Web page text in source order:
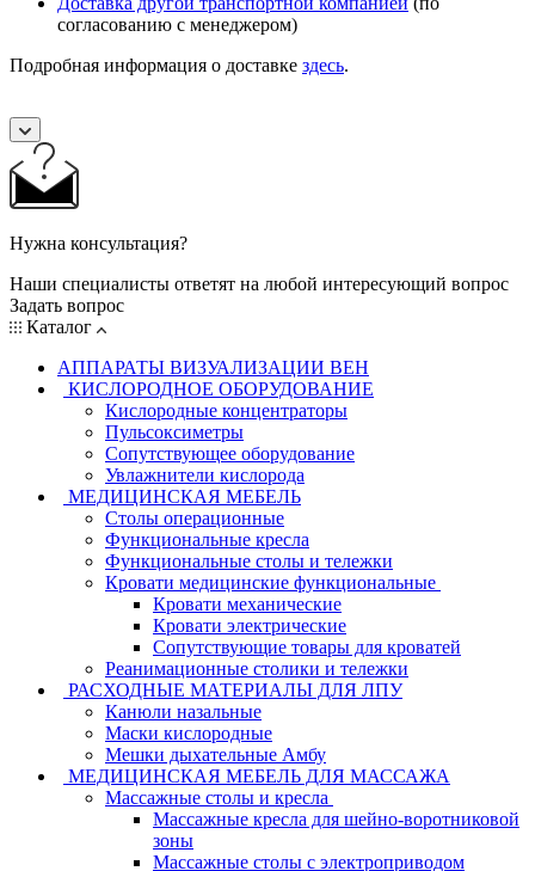
согласованию с менеджером)
Подробная информация о доставке здесь.
Нужна консультация?
Наши специалисты ответят на любой интересующий вопрос
Задать вопрос
Каталог
АППАРАТЫ ВИЗУАЛИЗАЦИИ ВЕН
КИСЛОРОДНОЕ ОБОРУДОВАНИЕ
Кислородные концентраторы
Пульсоксиметры
Сопутствующее оборудование
Увлажнители кислорода
МЕДИЦИНСКАЯ МЕБЕЛЬ
Столы операционные
Функциональные кресла
Функциональные столы и тележки
Кровати медицинские функциональные
Кровати механические
Кровати электрические
Сопутствующие товары для кроватей
Реанимационные столики и тележки
РАСХОДНЫЕ МАТЕРИАЛЫ ДЛЯ ЛПУ
Канюли назальные
Маски кислородные
Мешки дыхательные Амбу
МЕДИЦИНСКАЯ МЕБЕЛЬ ДЛЯ МАССАЖА
Массажные столы и кресла
Массажные кресла для шейно-воротниковой
зоны
Массажные столы с электроприводом